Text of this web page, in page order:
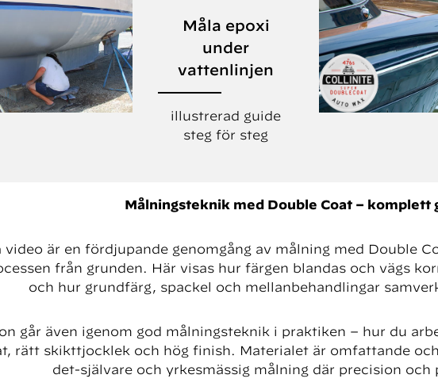
Måla epoxi
under
vattenlinjen
illustrerad guide
steg för steg
Målningsteknik med Double Coat – komplett
video är en fördjupande genomgång av målning med Double
från grunden. Här visas hur färgen blandas och vägs
och hur grundfärg, spackel och mellanbehandlingar
går även igenom god målningsteknik i praktiken – hur du
rätt skikttjocklek och hög finish. Materialet är omfattande
det-självare och yrkesmässig målning där precision och